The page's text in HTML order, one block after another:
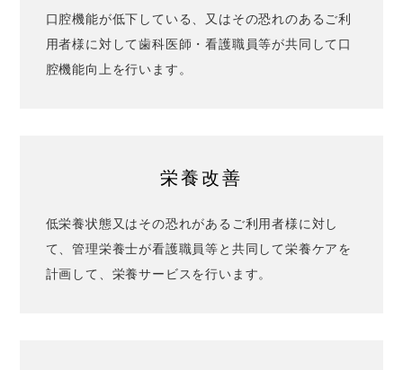
口腔機能が低下している、又はその恐れのあるご利
用者様に対して歯科医師・看護職員等が共同して口
腔機能向上を行います。
栄養改善
低栄養状態又はその恐れがあるご利用者様に対し
て、管理栄養士が看護職員等と共同して栄養ケアを
計画して、栄養サービスを行います。